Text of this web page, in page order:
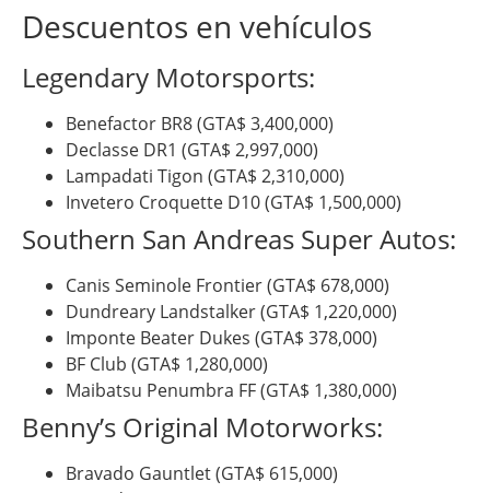
Descuentos en vehículos
Legendary Motorsports:
Benefactor BR8 (GTA$ 3,400,000)
Declasse DR1 (GTA$ 2,997,000)
Lampadati Tigon (GTA$ 2,310,000)
Invetero Croquette D10 (GTA$ 1,500,000)
Southern San Andreas Super Autos:
Canis Seminole Frontier (GTA$ 678,000)
Dundreary Landstalker (GTA$ 1,220,000)
Imponte Beater Dukes (GTA$ 378,000)
BF Club (GTA$ 1,280,000)
Maibatsu Penumbra FF (GTA$ 1,380,000)
Benny’s Original Motorworks:
Bravado Gauntlet (GTA$ 615,000)